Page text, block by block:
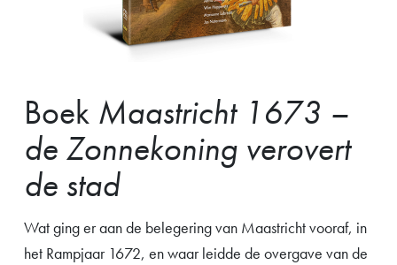
Boek Maastricht 1673 –
de Zonnekoning verovert
de stad
Wat ging er aan de belegering van Maastricht vooraf, in
het Rampjaar 1672, en waar leidde de overgave van de